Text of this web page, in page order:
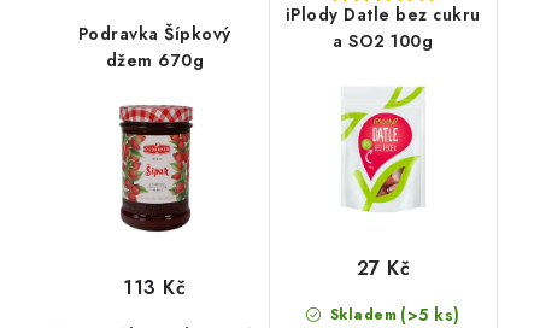
Podravka Šípkový
džem 670g
113 Kč
iPlody Datle bez cukru
a SO2 100g
Skladem (>5 ks)
27 Kč